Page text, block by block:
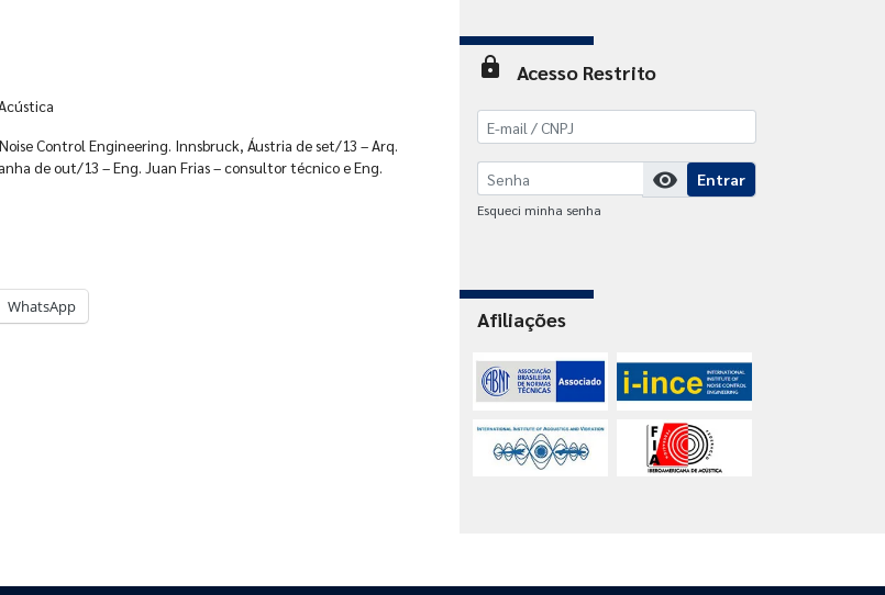
Control Engineering. Innsbruck, Áustria de set/13 – Arq.
de out/13 – Eng. Juan Frias – consultor técnico e Eng.
WhatsApp
lock Acesso Restrito
visibility Entrar
Esqueci minha senha
Afiliações